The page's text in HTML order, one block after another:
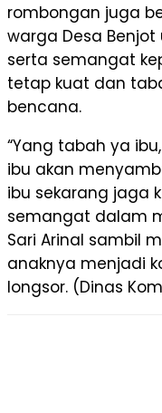
rombongan juga
warga Desa
serta semangat
tetap kuat dan
bencana.
“Yang tabah ya
ibu akan
ibu sekarang jaga
semangat dalam
Sari Arinal sambil
anaknya menjadi
longsor. (Dinas